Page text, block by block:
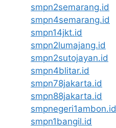
smpn2semarang.id
smpn4semarang.id
smpn14jkt.id
smpn2lumajang.id
smpn2sutojayan.id
smpn4blitar.id
smpn78jakarta.id
smpn88jakarta.id
smpnegeri1ambon.id
smpn1bangil.id